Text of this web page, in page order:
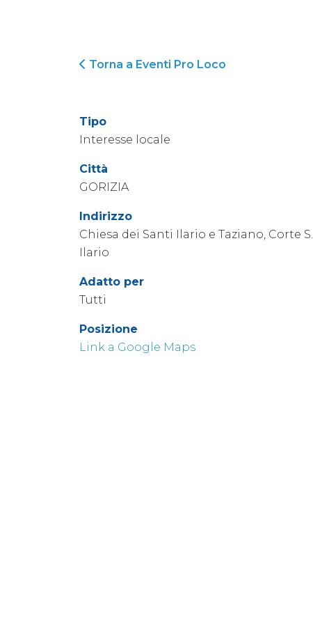
Torna a Eventi Pro Loco
Tipo
Interesse locale
Città
GORIZIA
Indirizzo
Chiesa dei Santi Ilario e Taziano, Corte S.
Ilario
Adatto per
Tutti
Posizione
Link a Google Maps